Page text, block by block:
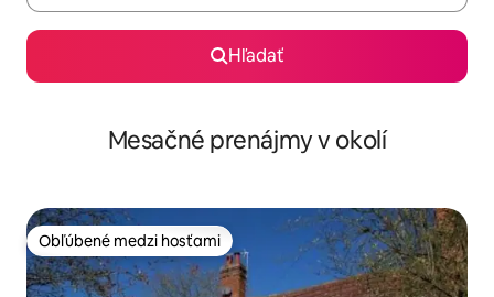
Hľadať
Mesačné prenájmy v okolí
Obľúbené medzi hosťami
Obľúbené medzi hosťami